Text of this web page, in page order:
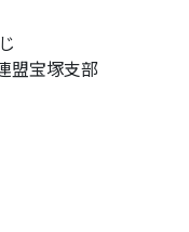
盟宝塚支部